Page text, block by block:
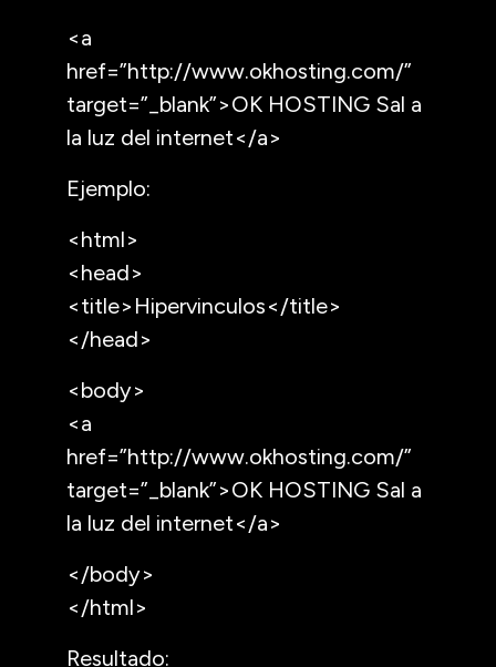
<a
href=”http://www.okhosting.com/”
target=”_blank”>OK HOSTING Sal a
la luz del internet</a>
Ejemplo:
<html>
<head>
<title>Hipervinculos</title>
</head>
<body>
<a
href=”http://www.okhosting.com/”
target=”_blank”>OK HOSTING Sal a
la luz del internet</a>
</body>
</html>
Resultado: